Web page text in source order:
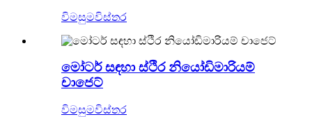
විමසුමවිස්තර
මෝටර් සඳහා ස්ථිර නියෝඩිමාරියම්
චාජෙට්
විමසුමවිස්තර